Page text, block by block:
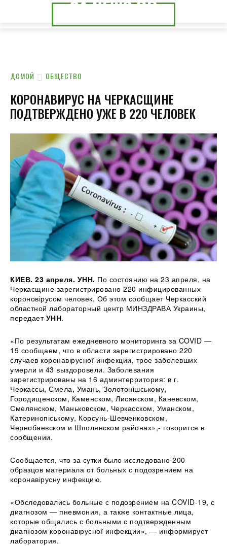
24.NEWS.CK
24.NEWS.DP
ДОМОЙ ОБЩЕСТВО
КОРОНАВИРУС НА ЧЕРКАСЩИНЕ
ПОДТВЕРЖДЕНО УЖЕ В 220 ЧЕЛОВЕК
КИЕВ. 23 апреля. УНН. По состоянию на 23 апреля, на
Черкасщине зарегистрировано 220 инфицированных
короновірусом человек. Об этом сообщает Черкасский
областной лабораторный центр МИНЗДРАВА Украины,
передает УНН.
«По результатам ежедневного мониторинга за COVID —
19 сообщаем, что в области зарегистрировано 220
случаев коронавірусної инфекции, трое заболевших
умерли и 43 выздоровели. Заболевания
зарегистрированы на 16 админтерритория: в г.
Черкассы, Смела, Умань, Золотонішському,
Городищенском, Каменском, Лисянском, Каневском,
Смелянском, Маньковском, Черкасском, Уманском,
Катеринопіському, Корсунь-Шевченковском,
Чернобаевском и Шполянском районах»,- говорится в
сообщении.
Сообщается, что за сутки было исследовано 200
образцов материала от больных с подозрением на
коронавірусну инфекцию.
«Обследовались больные с подозрением на COVID-19, с
диагнозом — пневмония, а также контактные лица,
которые общались с больными с подтвержденным
диагнозом коронавірусної инфекции», — информирует
лаборатория.